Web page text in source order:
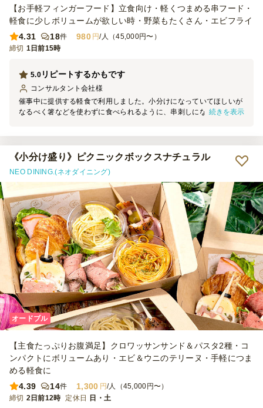
【お手軽フィンガーフード】立食向け・軽くつまめる串フード・
軽食に少しボリュームが欲しい時・野菜もたくさん・エビフライ
4.31
18件 980 円/人（45,000円〜）
締切 1日前15時
リピートするかもです
5.0
コンサルタント会社様
催事中に提供する軽食で利用しました。小分けになっていてほしいが
なるべく箸などを使わずに食べられるように、串刺しになっているも
で、また利用するかもしれません。コスパいいです！
続きを表示
《小分け盛り》ピクニックボックスナチュラル
NEO DINING.(ネオダイニング)
オードブル
【主食たっぷりお腹満足】クロワッサンサンド＆パスタ2種・コ
ンパクトにボリュームあり・エビ＆ウニのテリーヌ・手軽につま
める軽食に
4.39
14件 1,300 円/人（45,000円〜）
締切 2日前12時 定休日 日・土